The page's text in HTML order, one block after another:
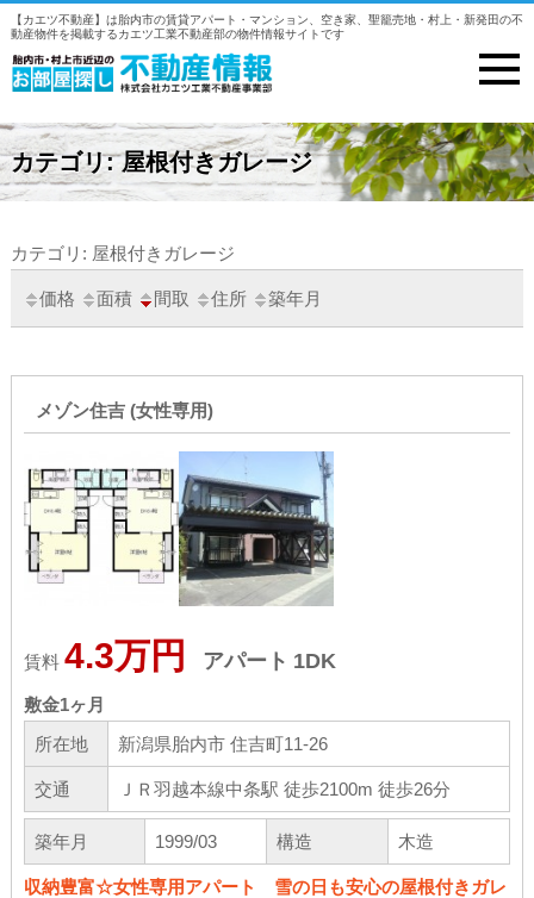
【カエツ不動産】は胎内市の賃貸アパート・マンション、空き家、聖籠売地・村上・新発田の不
動産物件を掲載するカエツ工業不動産部の物件情報サイトです
カテゴリ: 屋根付きガレージ
カテゴリ: 屋根付きガレージ
価格 面積 間取 住所 築年月
メゾン住吉 (女性専用)
賃料 4.3万円 アパート 1DK
敷金1ヶ月
所在地
新潟県胎内市 住吉町11-26
交通 ＪＲ羽越本線中条駅 徒歩2100m 徒歩26分
築年月 1999/03 構造 木造
収納豊富☆女性専用アパート 雪の日も安心の屋根付きガレ